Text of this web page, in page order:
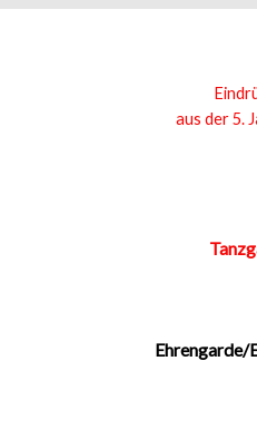
aus der 5.
Ehrengarde/